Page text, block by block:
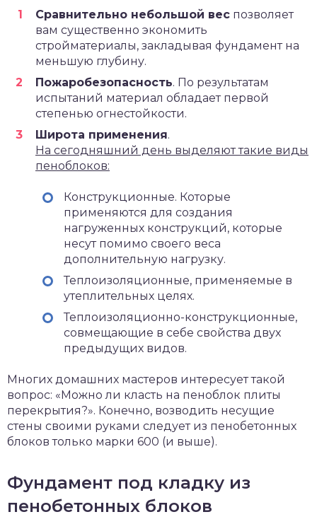
Сравнительно небольшой вес позволяет
вам существенно экономить
стройматериалы, закладывая фундамент на
меньшую глубину.
Пожаробезопасность. По результатам
испытаний материал обладает первой
степенью огнестойкости.
Широта применения.
На сегодняшний день выделяют такие виды
пеноблоков:
Конструкционные. Которые
применяются для создания
нагруженных конструкций, которые
несут помимо своего веса
дополнительную нагрузку.
Теплоизоляционные, применяемые в
утеплительных целях.
Теплоизоляционно-конструкционные,
совмещающие в себе свойства двух
предыдущих видов.
Многих домашних мастеров интересует такой
вопрос: «Можно ли класть на пеноблок плиты
перекрытия?». Конечно, возводить несущие
стены своими руками следует из пенобетонных
блоков только марки 600 (и выше).
Фундамент под кладку из
пенобетонных блоков